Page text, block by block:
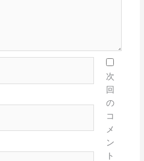
次
回
の
コ
メ
ン
ト